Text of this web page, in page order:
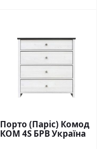
Порто (Паріс) Комод
КОМ 4S БРВ Україна